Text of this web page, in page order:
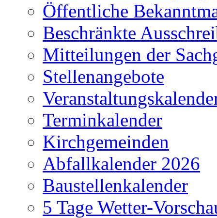
Öffentliche
Beschränkte
Mitteilungen der
Stellenangebote
Terminkalender
Kirchgemeinden
Abfallkalender 2026
Baustellenkalender
5 Tage Wetter-